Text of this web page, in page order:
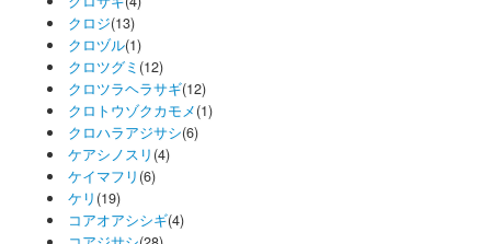
クロジ(13)
クロヅル(1)
クロツグミ (12)
クロツラヘラサギ(12)
クロトウゾクカモメ(1)
クロハラアジサシ(6)
ケアシノスリ (4)
ケイマフリ (6)
ケリ (19)
コアオアシシギ(4)